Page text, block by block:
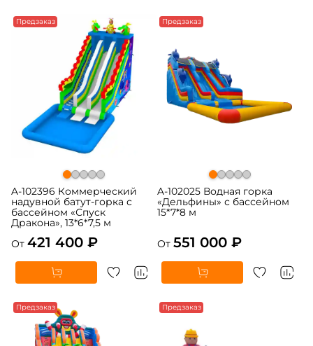
Предзаказ
A-102396 Коммерческий
надувной батут-горка с
бассейном «Спуск
Дракона», 13*6*7,5 м
От 421 400 ₽
Предзаказ
A-102025 Водная горка
«Дельфины» с бассейном
15*7*8 м
От 551 000 ₽
Предзаказ Предзаказ